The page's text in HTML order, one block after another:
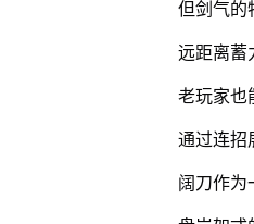
但剑气的
远距离蓄
老玩家也
通过连招
阔刀作为